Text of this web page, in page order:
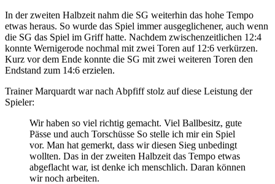
In der zweiten Halbzeit nahm die SG weiterhin das hohe Tempo
etwas heraus. So wurde das Spiel immer ausgeglichener, auch wenn
die SG das Spiel im Griff hatte. Nachdem zwischenzeitlichen 12:4
konnte Wernigerode nochmal mit zwei Toren auf 12:6 verkürzen.
Kurz vor dem Ende konnte die SG mit zwei weiteren Toren den
Endstand zum 14:6 erzielen.
Trainer Marquardt war nach Abpfiff stolz auf diese Leistung der
Spieler:
Wir haben so viel richtig gemacht. Viel Ballbesitz, gute
Pässe und auch Torschüsse So stelle ich mir ein Spiel
vor. Man hat gemerkt, dass wir diesen Sieg unbedingt
wollten. Das in der zweiten Halbzeit das Tempo etwas
abgeflacht war, ist denke ich menschlich. Daran können
wir noch arbeiten.